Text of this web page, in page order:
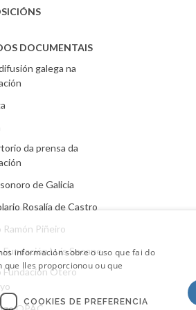
DOCUMENTAIS
galega na
da prensa da
de Galicia
Rosalía de Castro
Ramón Piñeiro
Fundación Luís Seoane
Fundación Otero
información sobre o uso que fai do
que lles proporcionou ou que
COOKIES DE PREFERENCIA